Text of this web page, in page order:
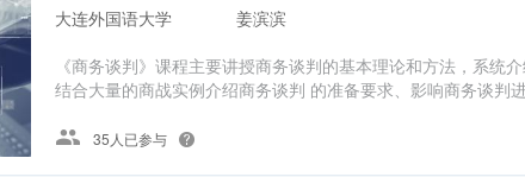
大连外国语大学
姜滨滨
《商务谈判》课程主要讲授商务谈判的基本理论和方法，系统
结合大量的商战实例介绍商务谈判 的准备要求、影响商务谈判
35人已参与